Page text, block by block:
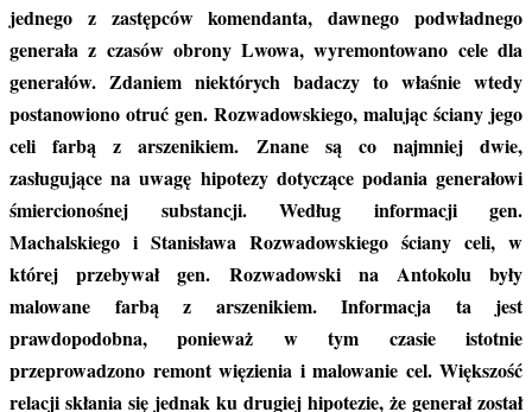
jednego z zastępców komendanta, dawnego podwładnego
generała z czasów obrony Lwowa, wyremontowano cele dla
generałów. Zdaniem niektórych badaczy to właśnie wtedy
postanowiono otruć gen. Rozwadowskiego, malując ściany jego
celi farbą z arszenikiem. Znane są co najmniej dwie,
zasługujące na uwagę hipotezy dotyczące podania generałowi
śmiercionośnej substancji. Według informacji gen.
Machalskiego i Stanisława Rozwadowskiego ściany celi, w
której przebywał gen. Rozwadowski na Antokolu były
malowane farbą z arszenikiem. Informacja ta jest
prawdopodobna, ponieważ w tym czasie istotnie
przeprowadzono remont więzienia i malowanie cel. Większość
relacji skłania się jednak ku drugiej hipotezie, że generał został